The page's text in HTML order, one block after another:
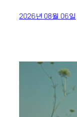
2026년 08월 06일